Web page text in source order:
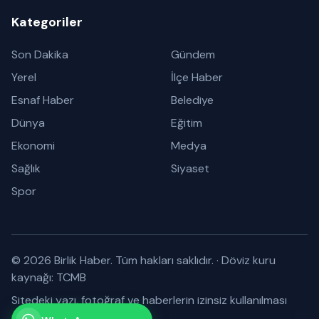
Kategoriler
Son Dakika
Gündem
Yerel
İlçe Haber
Esnaf Haber
Belediye
Dünya
Eğitim
Ekonomi
Medya
Sağlık
Siyaset
Spor
© 2026 Birlik Haber. Tüm hakları saklıdır. · Döviz kuru
kaynağı: TCMB
Sitedeki yazı, fotoğraf ve haberlerin izinsiz kullanılması